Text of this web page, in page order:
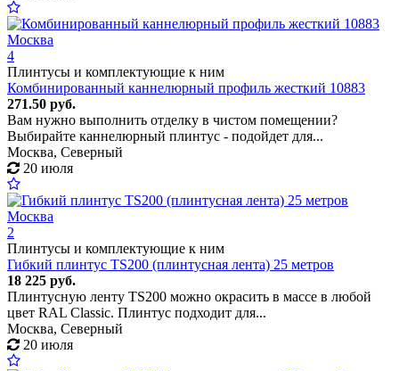
4
Плинтусы и комплектующие к ним
Комбинированный каннелюрный профиль жесткий 10883
271.50 руб.
Вам нужно выполнить отделку в чистом помещении?
Выбирайте каннелюрный плинтус - подойдет для...
Москва, Северный
20 июля
2
Плинтусы и комплектующие к ним
Гибкий плинтус TS200 (плинтусная лента) 25 метров
18 225 руб.
Плинтусную ленту TS200 можно окрасить в массе в любой
цвет RAL Classic. Плинтус подходит для...
Москва, Северный
20 июля